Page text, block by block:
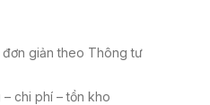
giản theo Thông tư
chi phí – tồn kho